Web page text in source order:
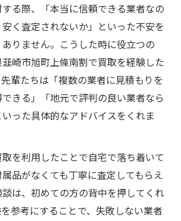
る際、「本当に信頼できる業者なの
く査定されないか」といった不安を
りません。こうした時に役立つの
崎市旭町上條南割で買取を経験した
輩たちは「複数の業者に見積もりを
きる」「地元で評判の良い業者なら
った具体的なアドバイスをくれま
を利用したことで自宅で落ち着いて
品がなくても丁寧に査定してもらえ
は、初めての方の背中を押してくれ
参考にすることで、失敗しない業者